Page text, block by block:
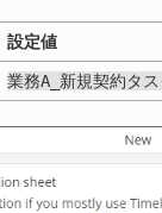
設定値
業務A_新規契約タ